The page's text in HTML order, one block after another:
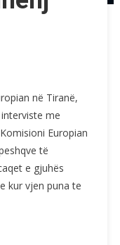
në Tiranë,
me
Europian
të
e gjuhës
kur vjen puna te